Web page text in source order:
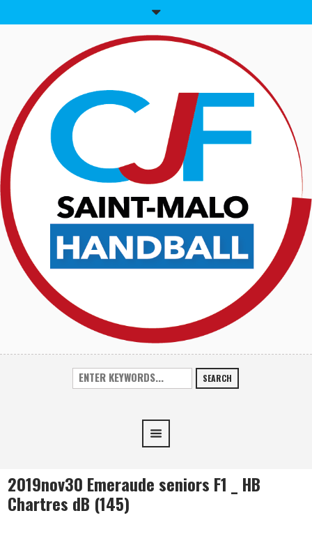
SEARCH
2019nov30 Emeraude seniors F1 _ HB
Chartres dB (145)